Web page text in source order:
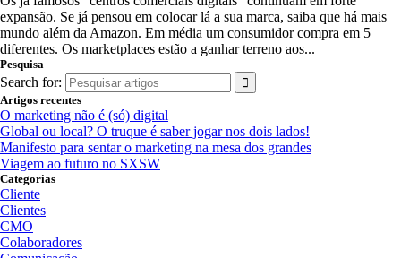
expansão. Se já pensou em colocar lá a sua marca, saiba que há mais
mundo além da Amazon. Em média um consumidor compra em 5
diferentes. Os marketplaces estão a ganhar terreno aos...
Pesquisa
Search for:
Artigos recentes
O marketing não é (só) digital
Global ou local? O truque é saber jogar nos dois lados!
Manifesto para sentar o marketing na mesa dos grandes
Viagem ao futuro no SXSW
Categorias
Cliente
Clientes
CMO
Colaboradores